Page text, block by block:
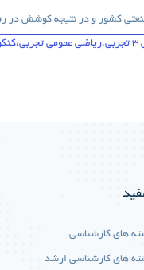
کشور و در نتیجه کوشش در
های کارشناسی
های کارشناسی ارشد